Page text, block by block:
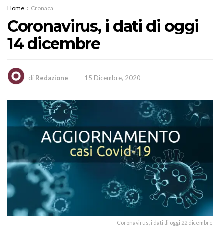
Home Cronaca
Coronavirus, i dati di oggi
14 dicembre
di Redazione 15 Dicembre, 2020
Coronavirus, i dati di oggi 22 dicembre